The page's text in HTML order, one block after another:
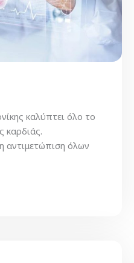
καλύπτει όλο το
καρδιάς.
αντιμετώπιση όλων